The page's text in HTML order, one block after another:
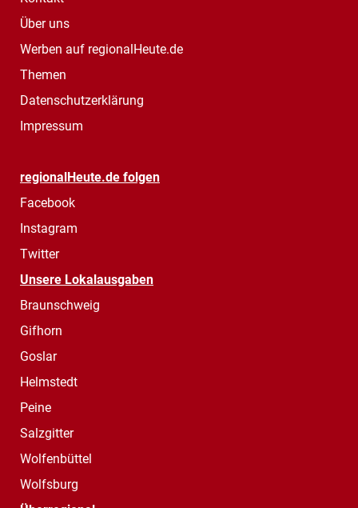
Über uns
Werben auf regionalHeute.de
Themen
Datenschutzerklärung
Impressum
regionalHeute.de folgen
Facebook
Instagram
Twitter
Unsere Lokalausgaben
Braunschweig
Gifhorn
Goslar
Helmstedt
Peine
Salzgitter
Wolfenbüttel
Wolfsburg